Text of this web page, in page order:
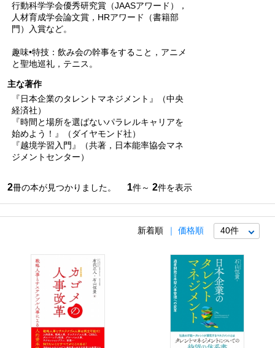
行動科学学会優秀研究賞（JAASアワード），
人材育成学会論文賞，HRアワード（書籍部
門）入賞など。
趣味•特技：飲み会の幹事をすること，アニメ
と聖地巡礼，テニス。
主な著作
『日本企業のタレントマネジメント』（中央
経済社）
『時間と場所を選ばないパラレルキャリアを
始めよう！』（ダイヤモンド社）
『越境学習入門』（共著，日本能率協会マネ
ジメントセンター）
2冊の本が見つかりました。 1件～ 2件を表示
新着順 価格順